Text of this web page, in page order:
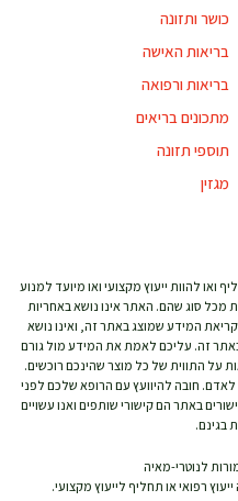
כושר ותזונה
בריאות האישה
בריאות ורפואה
מתכונים בריאים
תוספי תזונה
מגזין
ואו להוות ייעוץ מקצועי ואו מיועד למנוע
מכל סוג שהם. האתר אינו נושא באחריות
המידע שמוצג באתר זה, ואינו נושא
זה. עליכם לאמת את המידע מול גורם
על התווית של כל מוצר שהינכם רוכשים.
חובה להיוועץ עם הרופא שלכם לפני
באתר הם קישורי שותפים ואנו עשויים
בגינם.
רפואי או תחליף לייעוץ מקצועי.